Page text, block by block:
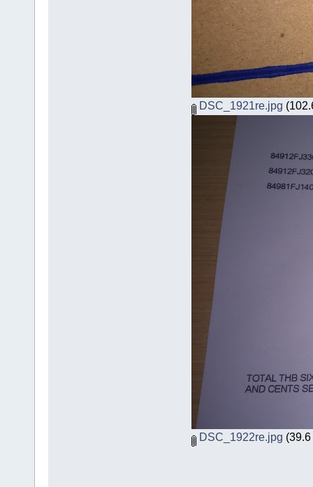
DSC_1921re.jpg
DSC_1922re.jpg